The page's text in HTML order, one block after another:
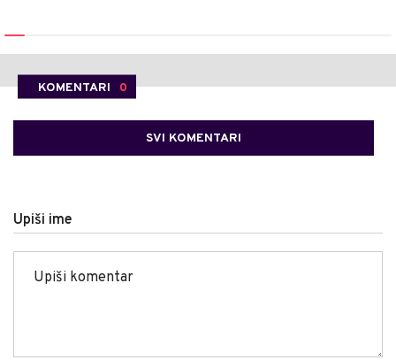
KOMENTARI 0
SVI KOMENTARI
Upiši ime